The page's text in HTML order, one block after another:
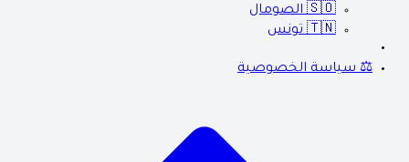
🇸🇴 الصومال
🇹🇳 تونس
⚖️ سياسة الخصوصية